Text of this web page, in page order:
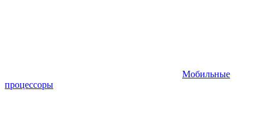
Мобильные
процессоры